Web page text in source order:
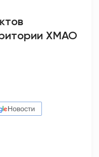
ХМАО